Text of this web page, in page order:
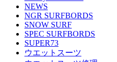
NEWS
NGR SURFBORDS
SNOW SURF
SPEC SURFBORDS
SUPER73
ウエットスーツ